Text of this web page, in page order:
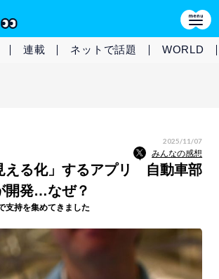
連載 ネットで話題 WORLD
2025/11/07
みんなの感想
える化」するアプリ 自動車部
開発…なぜ？
支持を集めてきました